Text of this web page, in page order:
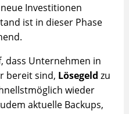
Investitionen
ist in dieser Phase
dass Unternehmen in
bereit sind, Lösegeld zu
wieder
aktuelle Backups,